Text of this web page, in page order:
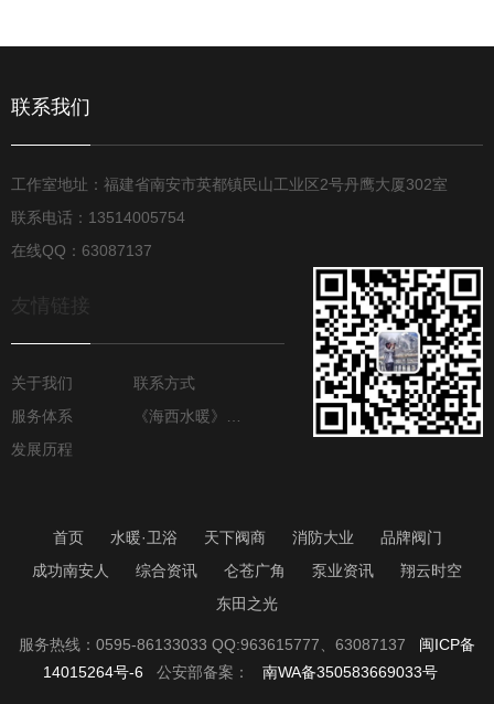
联系我们
工作室地址：福建省南安市英都镇民山工业区2号丹鹰大厦302室
联系电话：13514005754
在线QQ：63087137
友情链接
关于我们
联系方式
服务体系
发展历程
首页 水暖·卫浴 天下阀商 消防大业
品牌阀门
成功南安人
综合资讯 仑苍广角 泵业资讯
翔云时空
东田之光
服务热线：0595-86133033 QQ:963615777、63087137
闽ICP备
14015264号-6
公安部备案： 南WA备350583669033号